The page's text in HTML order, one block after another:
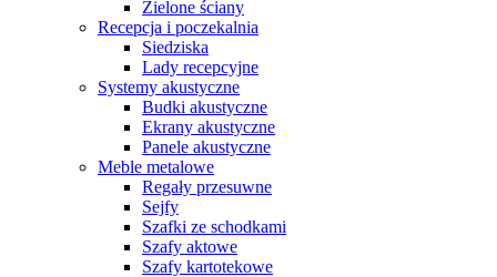
Zielone ściany
Recepcja i poczekalnia
Siedziska
Lady recepcyjne
Systemy akustyczne
Budki akustyczne
Ekrany akustyczne
Panele akustyczne
Meble metalowe
Regały przesuwne
Sejfy
Szafki ze schodkami
Szafy aktowe
Szafy kartotekowe